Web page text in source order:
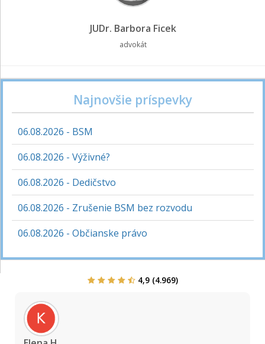
JUDr. Barbora Ficek
advokát
Najnovšie príspevky
06.08.2026 - BSM
06.08.2026 - Výživné?
06.08.2026 - Dedičstvo
06.08.2026 - Zrušenie BSM bez rozvodu
06.08.2026 - Občianske právo
4,9 (4.969)